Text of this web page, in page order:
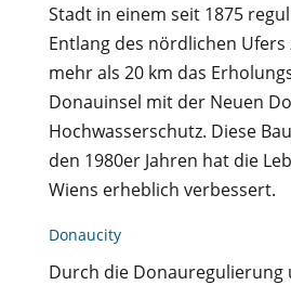
Stadt in einem seit 1875
Entlang des nördlichen
mehr als 20 km das
Donauinsel mit der Neuen
Hochwasserschutz. Diese
den 1980er Jahren hat die
Wiens erheblich verbessert.
Donaucity
Durch die Donauregulierung